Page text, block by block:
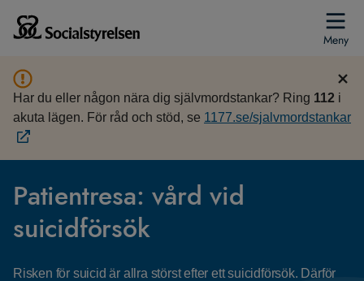
Meny
Har du eller någon nära dig självmordstankar? Ring 112 i
akuta lägen. För råd och stöd, se 1177.se/sjalvmordstankar
Patientresa: vård vid
suicidförsök
Risken för suicid är allra störst efter ett suicidförsök. Därför